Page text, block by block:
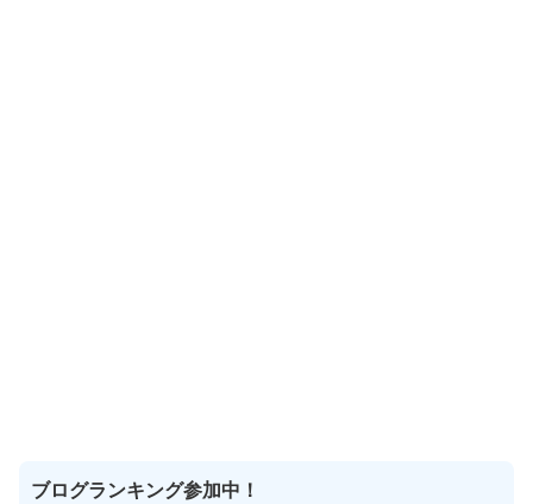
ブログランキング参加中！